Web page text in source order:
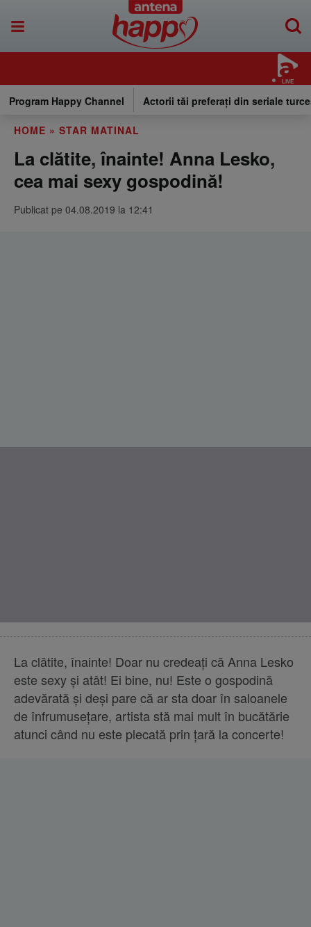
LIVE
Program Happy Channel Actorii tăi preferați din seriale
HOME » STAR MATINAL
La clătite, înainte! Anna Lesko,
cea mai sexy gospodină!
Publicat pe 04.08.2019 la 12:41
La clătite, înainte! Doar nu credeaţi că Anna Lesko
este sexy şi atât! Ei bine, nu! Este o gospodină
adevărată şi deşi pare că ar sta doar în saloanele
de înfrumuseţare, artista stă mai mult în bucătărie
atunci când nu este plecată prin ţară la concerte!